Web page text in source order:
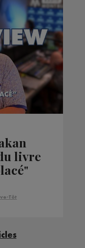
livre
Tôt